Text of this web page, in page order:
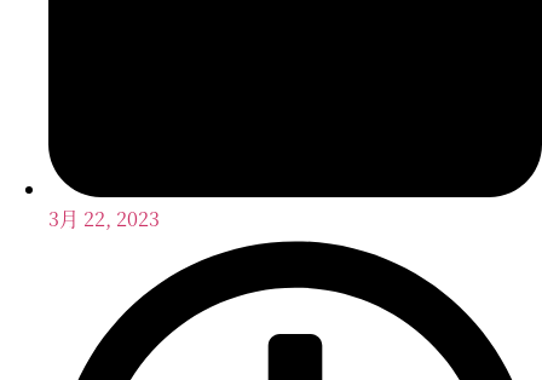
3月 22, 2023